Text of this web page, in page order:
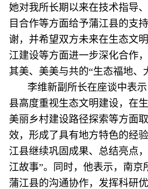
她对我所长期以来在技术指导
目合作等方面给予蒲江县的支
谢，并希望双方未来在生态文
江建设等方面进一步深化合作
其美、美美与共的“生态福地、
李维新副所长在座谈中表
县高度重视生态文明建设，在生
美丽乡村建设路径探索等方面
效，形成了具有地方特色的经
江县继续巩固成果、总结亮点
江故事”。同时，他表示，南京
蒲江县的沟通协作，发挥科研